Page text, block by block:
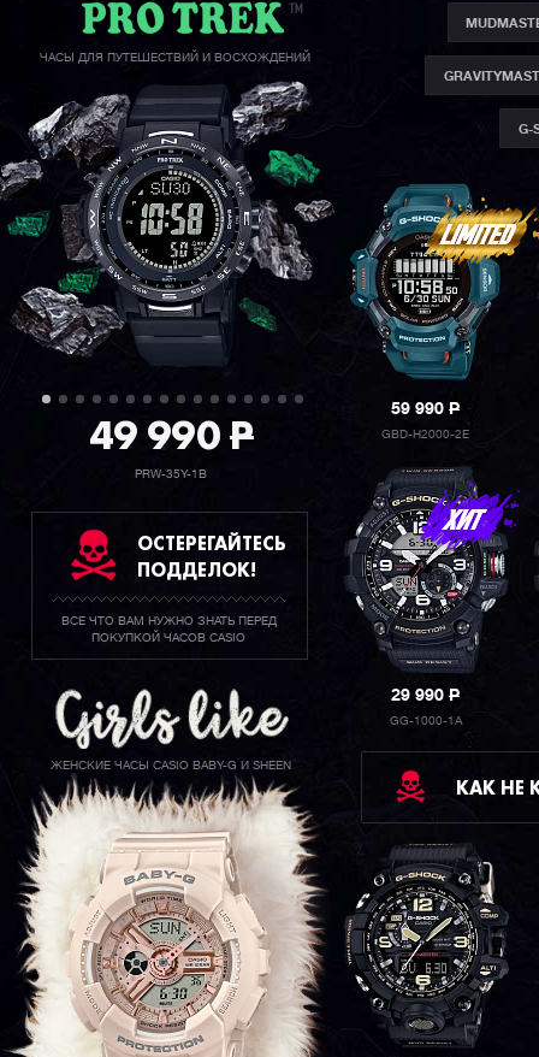
ЧАСЫ ДЛЯ ПУТЕШЕСТВИЙ И ВОСХОЖДЕНИЙ
49 990P
PRW-35Y-1B
ОСТЕРЕГАЙТЕСЬ
ПОДДЕЛОК!
ВСЕ ЧТО ВАМ НУЖНО ЗНАТЬ ПЕРЕД
ПОКУПКОЙ ЧАСОВ CASIO
ЖЕНСКИЕ ЧАСЫ CASIO BABY-G И SHEEN
G-
59 990P
GBD-H2000-2E
29 990P
GG-1000-1A
КАК НЕ